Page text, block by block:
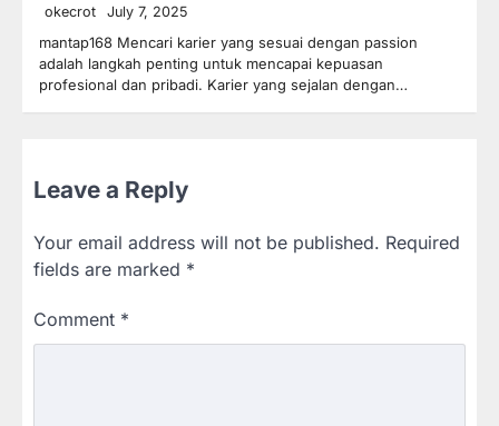
okecrot July 7, 2025
mantap168 Mencari karier yang sesuai dengan passion
adalah langkah penting untuk mencapai kepuasan
profesional dan pribadi. Karier yang sejalan dengan…
Leave a Reply
Your email address will not be published. Required
fields are marked *
Comment *